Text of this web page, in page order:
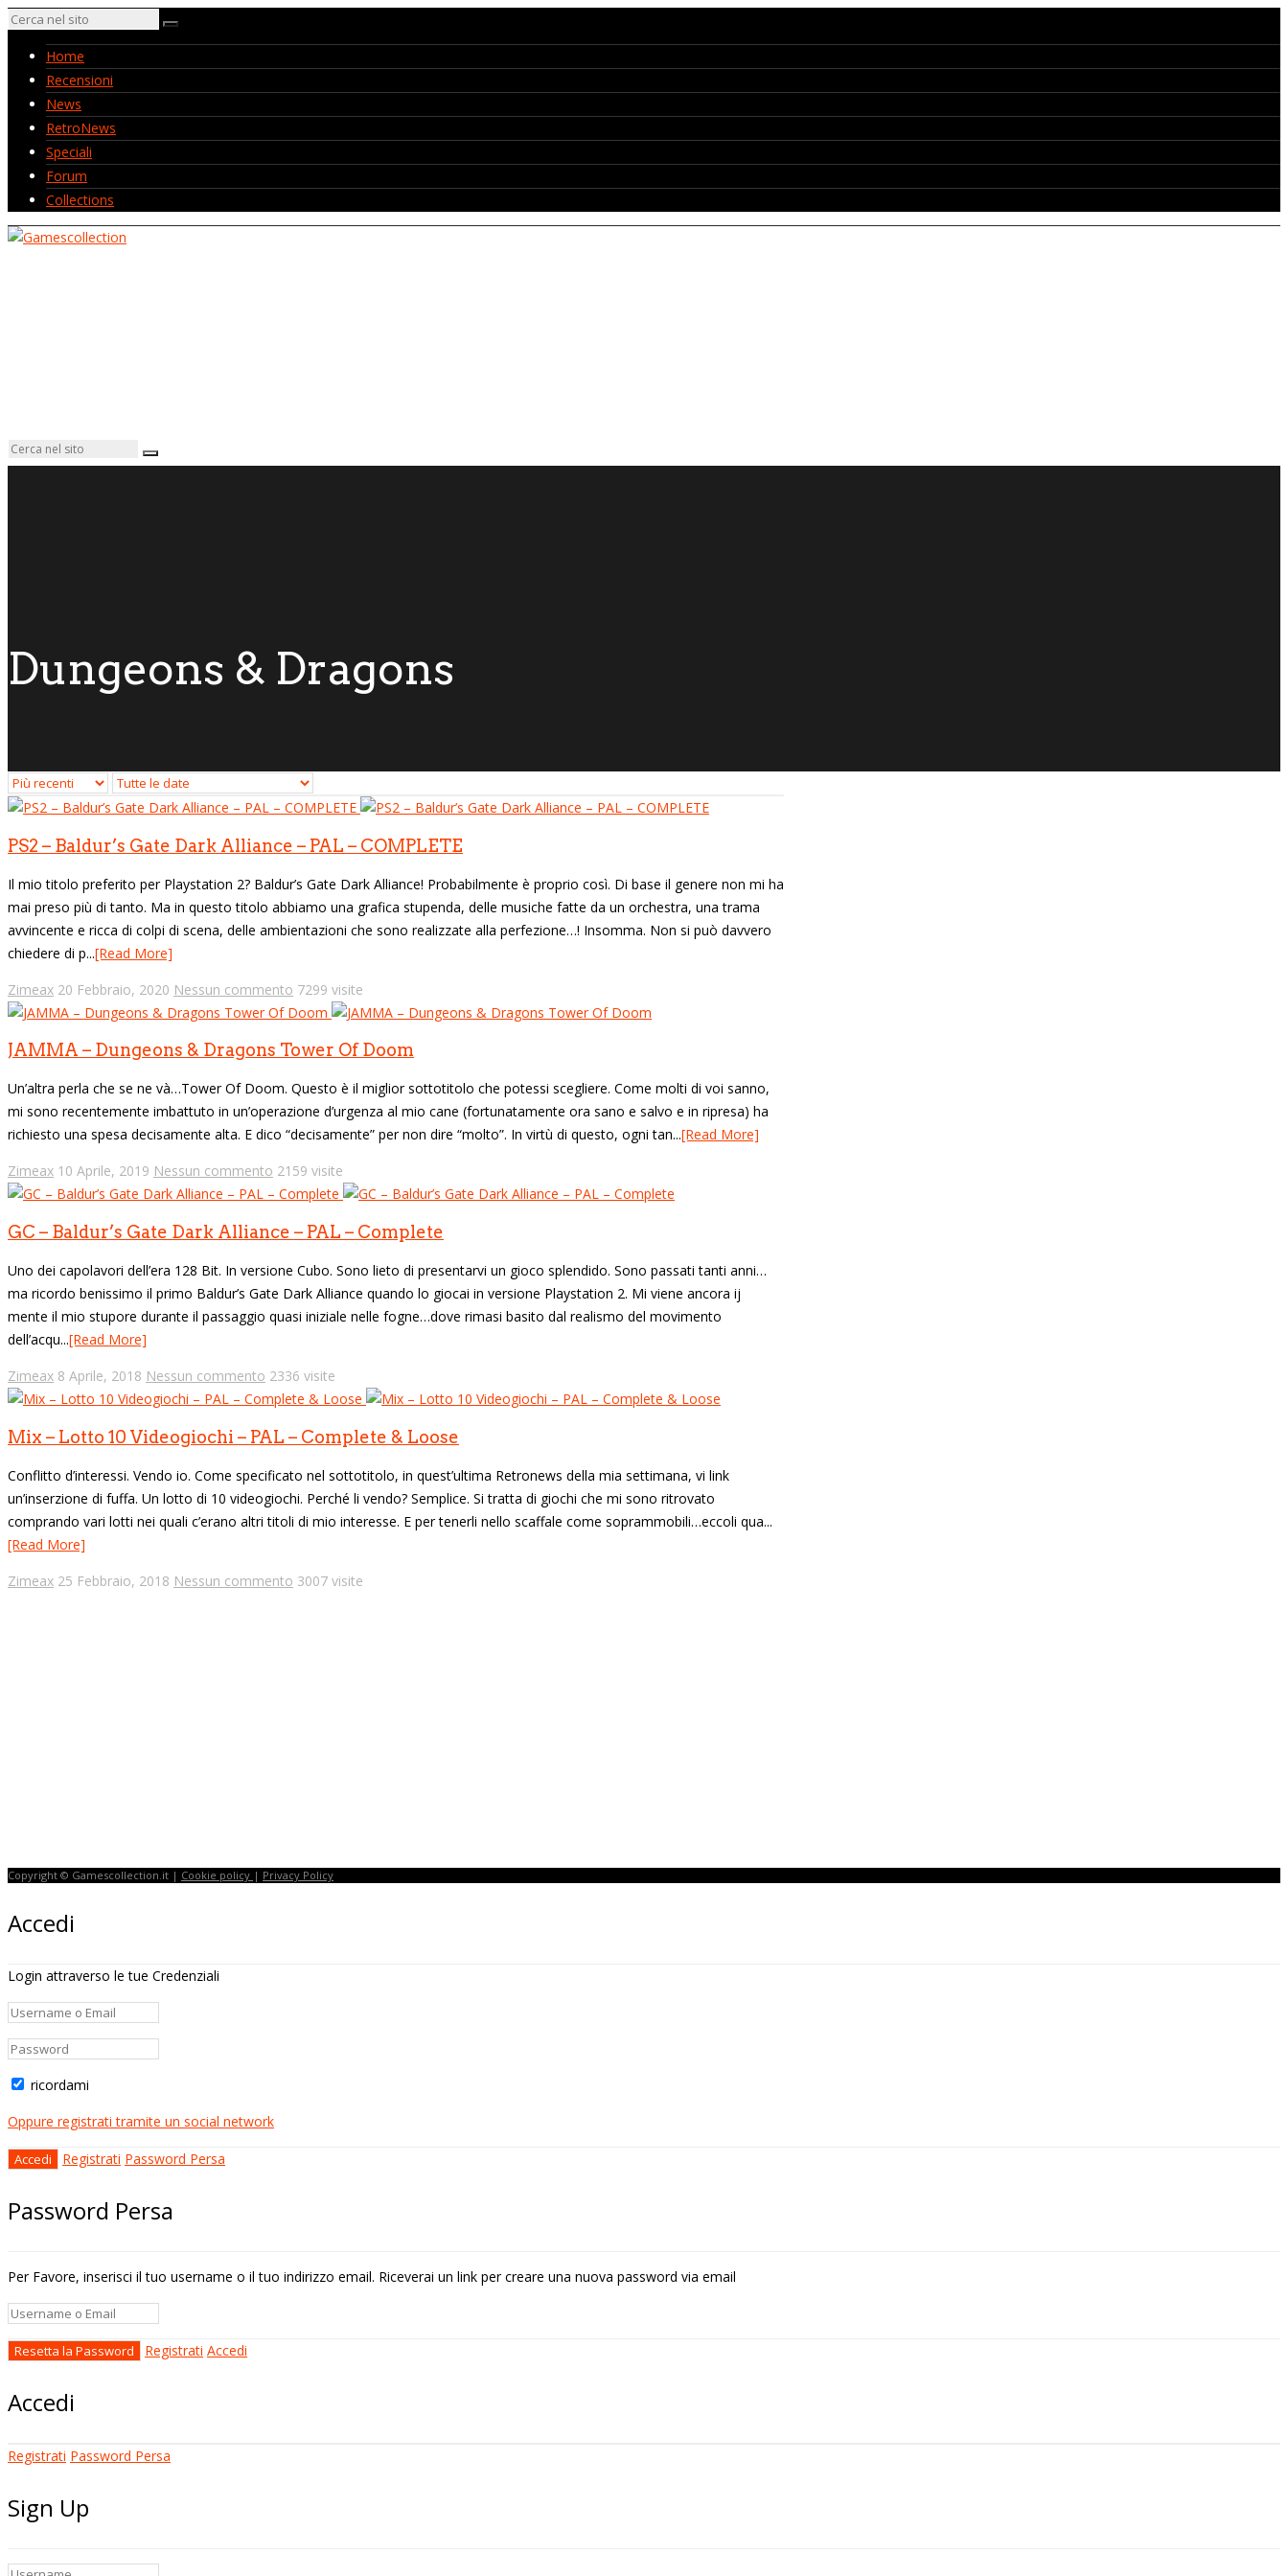
Home
Recensioni
News
RetroNews
Speciali
Forum
Collections
Dungeons & Dragons
PS2 – Baldur’s Gate Dark Alliance – PAL – COMPLETE
Il mio titolo preferito per Playstation 2? Baldur’s Gate Dark Alliance! Probabilmente è proprio così. Di base il genere non mi ha
mai preso più di tanto. Ma in questo titolo abbiamo una grafica stupenda, delle musiche fatte da un orchestra, una trama
avvincente e ricca di colpi di scena, delle ambientazioni che sono realizzate alla perfezione…! Insomma. Non si può davvero
chiedere di p...[Read More]
Zimeax 20 Febbraio, 2020 Nessun commento 7299 visite
JAMMA – Dungeons & Dragons Tower Of Doom
Un’altra perla che se ne và…Tower Of Doom. Questo è il miglior sottotitolo che potessi scegliere. Come molti di voi sanno,
mi sono recentemente imbattuto in un’operazione d’urgenza al mio cane (fortunatamente ora sano e salvo e in ripresa) ha
richiesto una spesa decisamente alta. E dico “decisamente” per non dire “molto”. In virtù di questo, ogni tan...[Read More]
Zimeax 10 Aprile, 2019 Nessun commento 2159 visite
GC – Baldur’s Gate Dark Alliance – PAL – Complete
Uno dei capolavori dell’era 128 Bit. In versione Cubo. Sono lieto di presentarvi un gioco splendido. Sono passati tanti anni…
ma ricordo benissimo il primo Baldur’s Gate Dark Alliance quando lo giocai in versione Playstation 2. Mi viene ancora ij
mente il mio stupore durante il passaggio quasi iniziale nelle fogne…dove rimasi basito dal realismo del movimento
dell’acqu...[Read More]
Zimeax 8 Aprile, 2018 Nessun commento 2336 visite
Mix – Lotto 10 Videogiochi – PAL – Complete & Loose
Conflitto d’interessi. Vendo io. Come specificato nel sottotitolo, in quest’ultima Retronews della mia settimana, vi link
un’inserzione di fuffa. Un lotto di 10 videogiochi. Perché li vendo? Semplice. Si tratta di giochi che mi sono ritrovato
comprando vari lotti nei quali c’erano altri titoli di mio interesse. E per tenerli nello scaffale come soprammobili…eccoli qua...
[Read More]
Zimeax 25 Febbraio, 2018 Nessun commento 3007 visite
Copyright © Gamescollection.it | Cookie policy | Privacy Policy
Accedi
Login attraverso le tue Credenziali
ricordami
Oppure registrati tramite un social network
Registrati Password Persa
Password Persa
Per Favore, inserisci il tuo username o il tuo indirizzo email. Riceverai un link per creare una nuova password via email
Registrati Accedi
Accedi
Registrati Password Persa
Sign Up